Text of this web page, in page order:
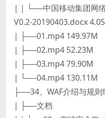
| | └──中国移动集团网
V0.2-20190403.docx
| ├──01.mp4 149.97M
| ├──02.mp4 52.23M
| ├──03.mp4 79.90M
| └──04.mp4 130.11M
├──34、WAF介绍与规则
| ├──文档